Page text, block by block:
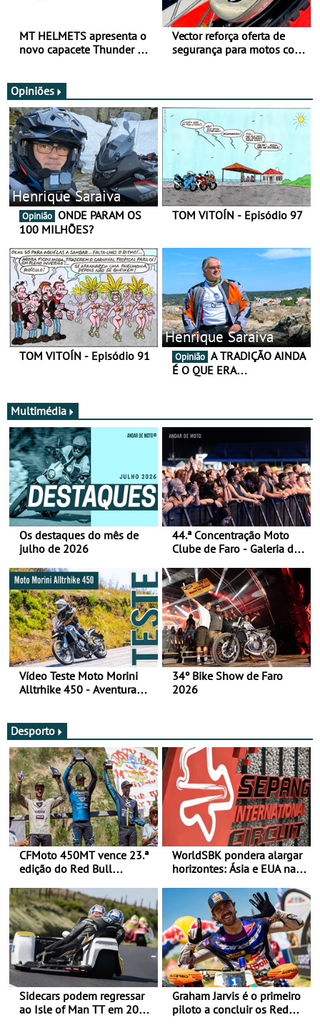
MT HELMETS apresenta o
novo capacete Thunder 4 R
Vector reforça oferta de
segurança para motos com
Opiniões
Henrique Saraiva
Opinião
100 MILHÕES?
TOM VITOÍN - Episódio 97
TOM VITOÍN - Episódio 91
Henrique Saraiva
Opinião
É O QUE ERA…
Multimédia
Os destaques do mês de
julho de 2026
44.ª Concentração Moto
Clube de Faro - Galeria de
Vídeo Teste Moto Morini
Alltrhike 450 - Aventura
34º Bike Show de Faro
2026
Desporto
CFMoto 450MT vence 23.ª
edição do Red Bull
Categorias Adventure -
Vitória na Ultimate, Core e
Lite
WorldSBK pondera alargar
horizontes: Ásia e EUA na
Sidecars podem regressar
ao Isle of Man TT em 2027
Graham Jarvis é o primeiro
piloto a concluir os Red